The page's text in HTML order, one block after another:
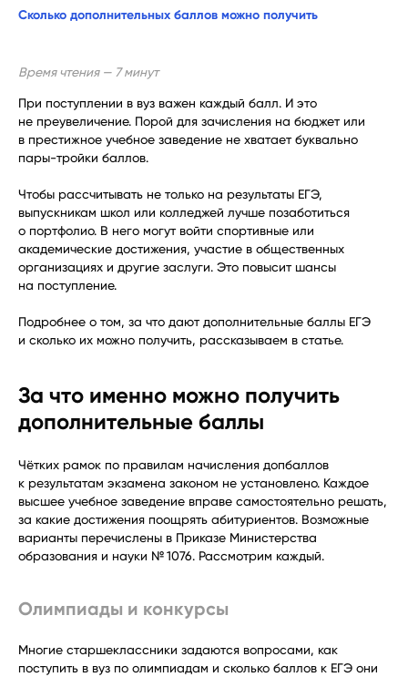
Сколько дополнительных баллов можно получить
Время чтения — 7 минут
При поступлении в вуз важен каждый балл. И это
не преувеличение. Порой для зачисления на бюджет или
в престижное учебное заведение не хватает буквально
пары-тройки баллов.
Чтобы рассчитывать не только на результаты ЕГЭ,
выпускникам школ или колледжей лучше позаботиться
о портфолио. В него могут войти спортивные или
академические достижения, участие в общественных
организациях и другие заслуги. Это повысит шансы
на поступление.
Подробнее о том, за что дают дополнительные баллы ЕГЭ
и сколько их можно получить, рассказываем в статье.
За что именно можно получить
дополнительные баллы
Чётких рамок по правилам начисления допбаллов
к результатам экзамена законом не установлено. Каждое
высшее учебное заведение вправе самостоятельно решать,
за какие достижения поощрять абитуриентов. Возможные
варианты перечислены в Приказе Министерства
образования и науки № 1076. Рассмотрим каждый.
Олимпиады и конкурсы
Многие старшеклассники задаются вопросами, как
поступить в вуз по олимпиадам и сколько баллов к ЕГЭ они